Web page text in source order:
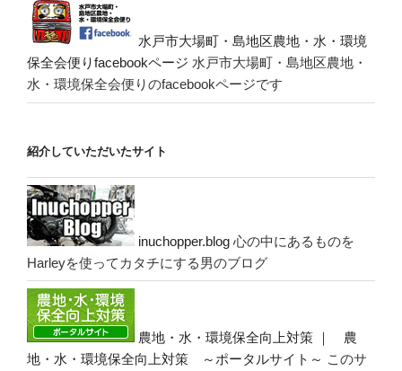
水戸市大場町・島地区農地・水・環境
保全会便りfacebookページ 水戸市大場町・島地区農地・
水・環境保全会便りのfacebookページです
紹介していただいたサイト
inuchopper.blog 心の中にあるものを
Harleyを使ってカタチにする男のブログ
農地・水・環境保全向上対策 ｜ 農
地・水・環境保全向上対策 ～ポータルサイト～ このサ